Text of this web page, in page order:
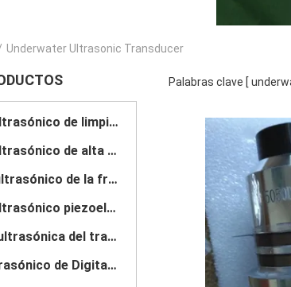
Underwater Ultrasonic Transducer
transductor ultrasónico de limpieza
transductor ultrasónico de alta potencia
Transductor ultrasónico de la frecuencia multi
transductor ultrasónico piezoeléctrico
De inmersión ultrasónica del transductor
Generador ultrasónico de Digitaces
Palabras clave [